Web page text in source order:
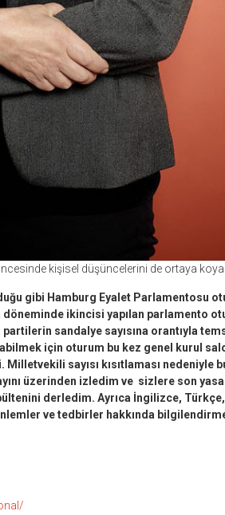
kişisel düşüncelerini de ortaya
gibi Hamburg Eyalet Parlamentosu
ikincisi yapılan parlamento
sandalye sayısına orantıyla
için oturum bu kez genel kurul
sayısı kısıtlaması nedeniyle
üzerinden izledim ve sizlere son
derledim. Ayrıca İngilizce,
ve tedbirler hakkında